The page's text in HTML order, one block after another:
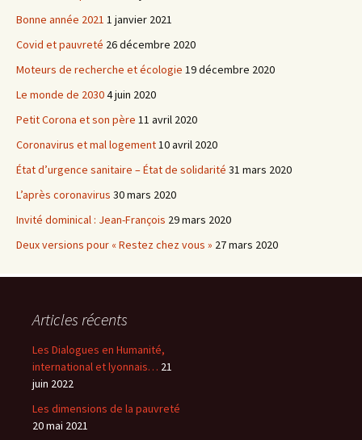
Bonne année 2021 1 janvier 2021
Covid et pauvreté 26 décembre 2020
Moteurs de recherche et écologie 19 décembre 2020
Le monde de 20304 juin 2020
Petit Corona et son père 11 avril 2020
Coronavirus et mal logement10 avril 2020
État d’urgence sanitaire – État de solidarité 31 mars 2020
L’après coronavirus 30 mars 2020
Invité dominical : Jean-François 29 mars 2020
Deux versions pour « Restez chez vous » 27 mars 2020
Articles récents
Les Dialogues en Humanité,
international et lyonnais… 21
juin 2022
Les dimensions de la pauvreté
20 mai 2021